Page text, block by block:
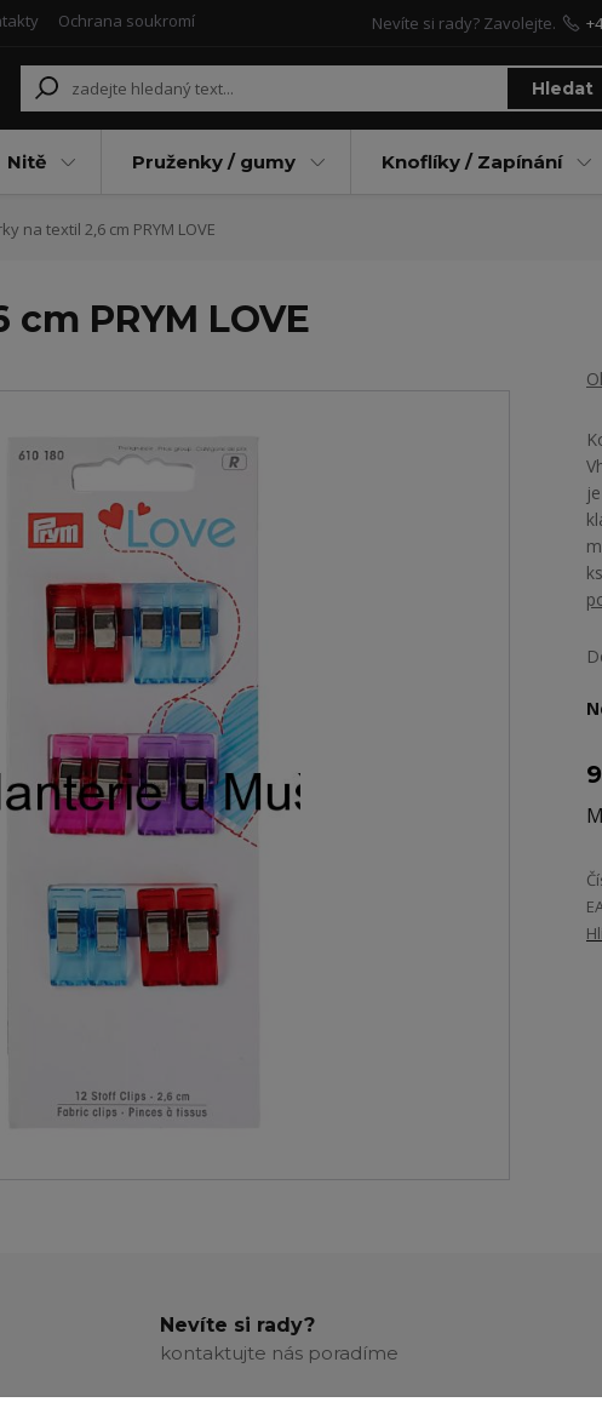
Ochrana soukromí
Hledat
Nevíte si rady? Zavolejte.
Nitě Pruženky / gumy Knoflíky / Zapínání
na textil 2,6 cm PRYM LOVE
PRYM LOVE
Nevíte si rady?
kontaktujte nás poradíme